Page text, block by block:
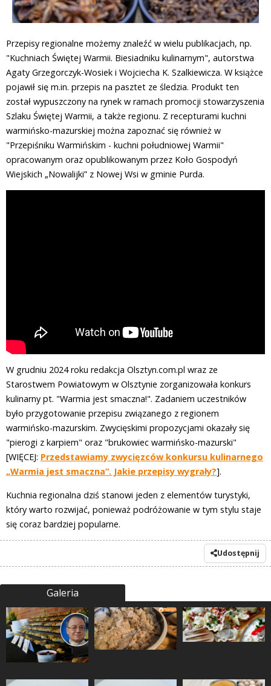
Przepisy regionalne możemy znaleźć w wielu publikacjach, np.
"Kuchniach Świętej Warmii. Biesiadniku kulinarnym", autorstwa
Agaty Grzegorczyk-Wosiek i Wojciecha K. Szalkiewicza. W książce
pojawił się m.in. przepis na pasztet ze śledzia. Produkt ten
został wypuszczony na rynek w ramach promocji stowarzyszenia
Szlaku Świętej Warmii, a także regionu. Z recepturami kuchni
warmińsko-mazurskiej można zapoznać się również w
"Przepiśniku Warmińskim - kuchni południowej Warmii"
opracowanym oraz opublikowanym przez Koło Gospodyń
Wiejskich „Nowalijki” z Nowej Wsi w gminie Purda.
W grudniu 2024 roku redakcja Olsztyn.com.pl wraz ze
Starostwem Powiatowym w Olsztynie zorganizowała konkurs
kulinarny pt. "Warmia jest smaczna!". Zadaniem uczestników
było przygotowanie przepisu związanego z regionem
warmińsko-mazurskim. Zwycięskimi propozycjami okazały się
"pierogi z karpiem" oraz "brukowiec warmińsko-mazurski"
[WIĘCEJ: Przedstawiamy zwycięzców konkursu kulinarnego
„Warmia jest smaczna”. Jakie przepisy wygrały?].
Kuchnia regionalna dziś stanowi jeden z elementów turystyki,
który warto rozwijać, ponieważ podróżowanie w tym stylu staje
się coraz bardziej popularne.
Udostępnij
Galeria